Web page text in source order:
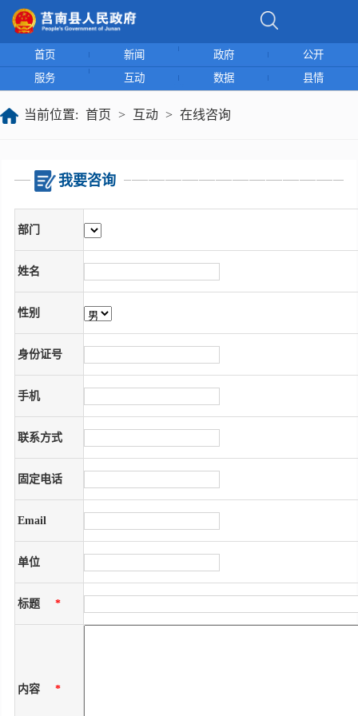
首页 新闻 政府
公开
服务
互动 数据 县情
当前位置: 首页 > 互动 > 在线咨询
我要咨询
部门
姓名
性别
身份证号
手机
联系方式
固定电话
Email
单位
标题 *
内容 *